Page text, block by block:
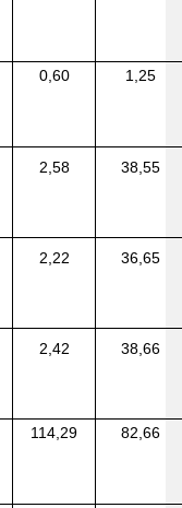
0,60 1,25
2,58 38,55
2,22 36,65
2,42 38,66
114,29 82,66